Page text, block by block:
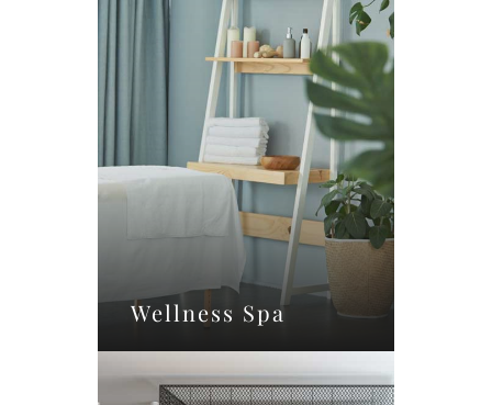
Wellness Spa